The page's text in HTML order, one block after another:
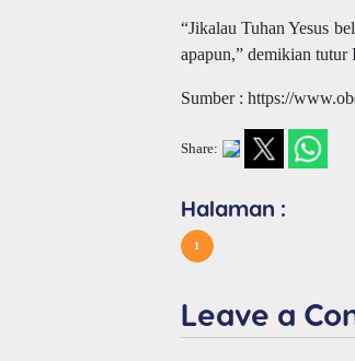
“Jikalau Tuhan Yesus
apapun,” demikian tutur
Sumber : https://
Share:
Halaman :
1
Leave a